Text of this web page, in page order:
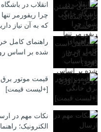
انقلاب در
چرا ریفورمر
که به آن نیاز
راهنمای کامل
شده بر اساس
قیمت موتور
[+لیست قیمت]
نکات مهم در
الکترونیک؛